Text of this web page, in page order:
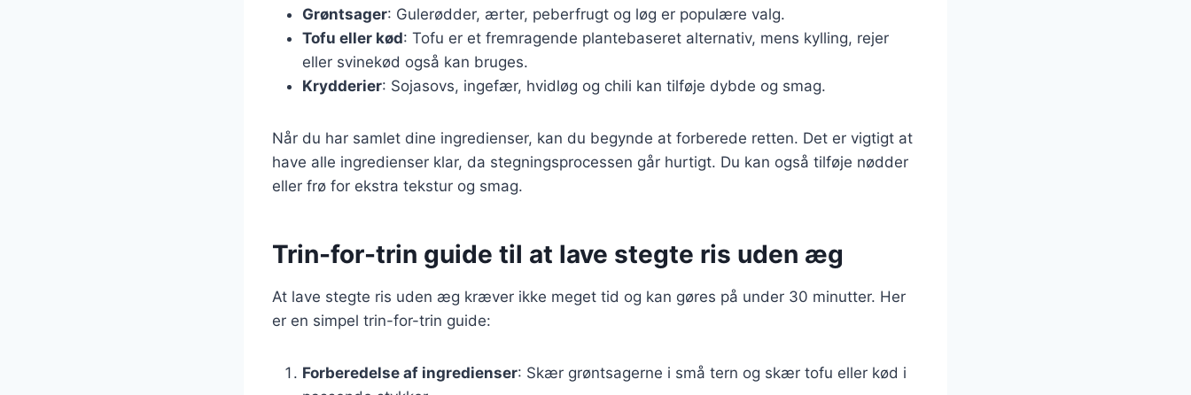
Grøntsager: Gulerødder, ærter, peberfrugt og løg er populære valg.
Tofu eller kød: Tofu er et fremragende plantebaseret alternativ, mens kylling, rejer
eller svinekød også kan bruges.
Krydderier: Sojasovs, ingefær, hvidløg og chili kan tilføje dybde og smag.
Når du har samlet dine ingredienser, kan du begynde at forberede retten. Det er vigtigt at
have alle ingredienser klar, da stegningsprocessen går hurtigt. Du kan også tilføje nødder
eller frø for ekstra tekstur og smag.
Trin-for-trin guide til at lave stegte ris uden æg
At lave stegte ris uden æg kræver ikke meget tid og kan gøres på under 30 minutter. Her
er en simpel trin-for-trin guide:
Forberedelse af ingredienser: Skær grøntsagerne i små tern og skær tofu eller kød i